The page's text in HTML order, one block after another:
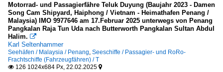
Motorrad- und Passagierfähre Teluk Duyung (Baujahr 2023 - Damen
Song Cam Shipyard, Haiphong / Vietnam - Heimathafen Penang /
Malaysia) IMO 9977646 am 17.Februar 2025 unterwegs von Penang
Pangkalan Raja Tun Uda nach Butterworth Pangkalan Sultan Abdul
Halim. 
Karl Seltenhammer
Seehäfen / Malaysia / Penang, Seeschiffe / Passagier- und RoRo-
Frachtschiffe (Fahrzeugfähren) / T
 126 1024x684 Px, 22.02.2025 